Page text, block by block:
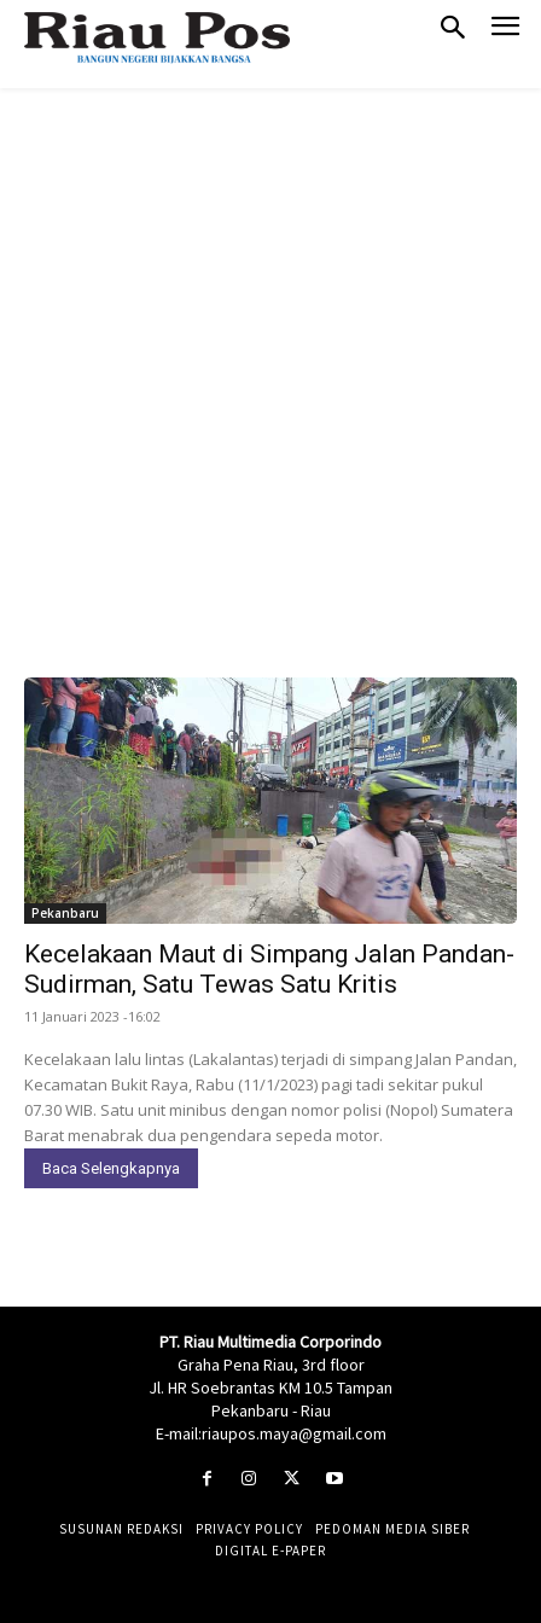
Pekanbaru
Kecelakaan Maut di Simpang Jalan Pandan-
Sudirman, Satu Tewas Satu Kritis
11 Januari 2023 -16:02
Kecelakaan lalu lintas (Lakalantas) terjadi di simpang Jalan Pandan,
Kecamatan Bukit Raya, Rabu (11/1/2023) pagi tadi sekitar pukul
07.30 WIB. Satu unit minibus dengan nomor polisi (Nopol) Sumatera
Barat menabrak dua pengendara sepeda motor.
Baca Selengkapnya
PT. Riau Multimedia Corporindo
Graha Pena Riau, 3rd floor
Jl. HR Soebrantas KM 10.5 Tampan
Pekanbaru - Riau
E-mail:riaupos.maya@gmail.com
SUSUNAN REDAKSI PRIVACY POLICY
PEDOMAN MEDIA SIBER
DIGITAL E-PAPER